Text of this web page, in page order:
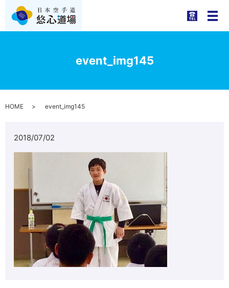
メ
event_img145
HOME event_img145
2018/07/02